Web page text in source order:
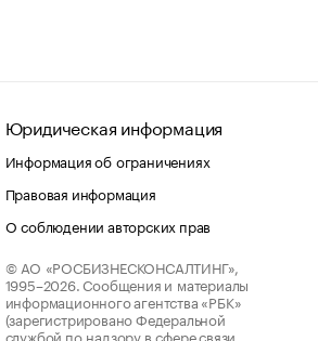
Юридическая информация
Информация об ограничениях
Правовая информация
О соблюдении авторских прав
© АО «РОСБИЗНЕСКОНСАЛТИНГ»,
1995–2026. Сообщения и материалы
информационного агентства «РБК»
(зарегистрировано Федеральной
службой по надзору в сфере связи,